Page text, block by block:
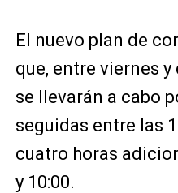
El nuevo plan de
que, entre viernes
se llevarán a cabo
seguidas entre las
cuatro horas
y 10:00.